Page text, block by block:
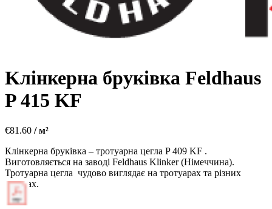
Kлінкерна бруківка Feldhaus
P 415 KF
€81.60 / м²
Клінкерна бруківка – тротуарна цегла P 409 KF .
Виготовляється на заводі Feldhaus Klinker (Німеччина).
Тротуарна цегла чудово виглядає на тротуарах та різних
площах.